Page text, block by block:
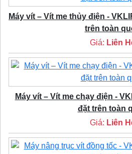
Máy vít – Vít me thủy điện -
trên toàn
Giá: Liên
Máy vít – Vít me chạy điện -
đặt trên toàn
Giá: Liên